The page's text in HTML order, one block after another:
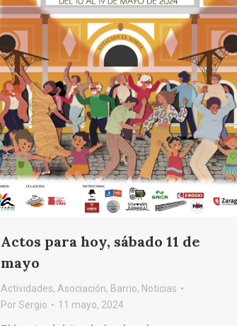
Actos para hoy, sábado 11 de
mayo
Actividades, Asociación, Barrio, Noticias
PorSergio 11 mayo, 2024